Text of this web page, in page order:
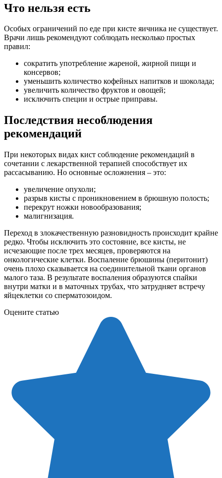
Что нельзя есть
Особых ограничений по еде при кисте яичника не существует.
Врачи лишь рекомендуют соблюдать несколько простых
правил:
сократить употребление жареной, жирной пищи и
консервов;
уменьшить количество кофейных напитков и шоколада;
увеличить количество фруктов и овощей;
исключить специи и острые приправы.
Последствия несоблюдения
рекомендаций
При некоторых видах кист соблюдение рекомендаций в
сочетании с лекарственной терапией способствует их
рассасыванию. Но основные осложнения – это:
увеличение опухоли;
разрыв кисты с проникновением в брюшную полость;
перекрут ножки новообразования;
малигнизация.
Переход в злокачественную разновидность происходит крайне
редко. Чтобы исключить это состояние, все кисты, не
исчезающие после трех месяцев, проверяются на
онкологические клетки. Воспаление брюшины (перитонит)
очень плохо сказывается на соединительной ткани органов
малого таза. В результате воспаления образуются спайки
внутри матки и в маточных трубах, что затрудняет встречу
яйцеклетки со сперматозоидом.
Оцените статью